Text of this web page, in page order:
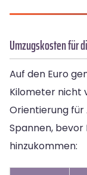
Umzugskosten für
Auf den Euro
Kilometer nicht
Orientierung
Spannen, bevor
hinzukommen: